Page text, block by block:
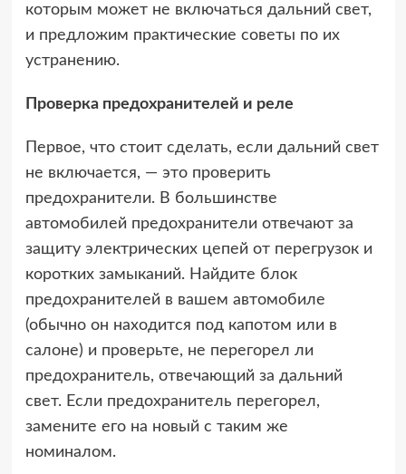
которым может не включаться дальний свет,
и предложим практические советы по их
устранению.
Проверка предохранителей и реле
Первое, что стоит сделать, если дальний свет
не включается, — это проверить
предохранители. В большинстве
автомобилей предохранители отвечают за
защиту электрических цепей от перегрузок и
коротких замыканий. Найдите блок
предохранителей в вашем автомобиле
(обычно он находится под капотом или в
салоне) и проверьте, не перегорел ли
предохранитель, отвечающий за дальний
свет. Если предохранитель перегорел,
замените его на новый с таким же
номиналом.